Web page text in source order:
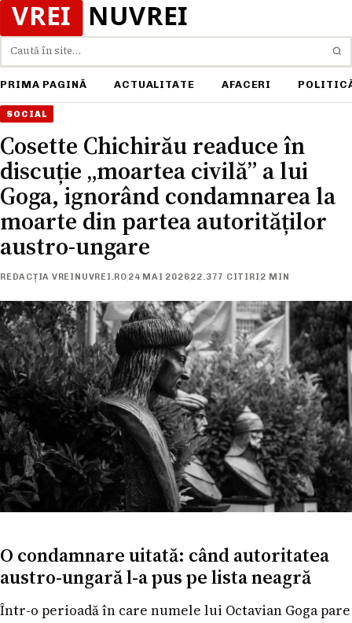
Caută
PRIMA PAGINĂ ACTUALITATE AFACERI
SOCIAL
Cosette Chichirău readuce în
discuție „moartea civilă” a lui
Goga, ignorând condamnarea la
moarte din partea autorităților
austro-ungare
REDACȚIA VREINUVREI.RO 24 MAI 202622.377 CITIRI 2 MIN
O condamnare uitată: când autoritatea
austro-ungară l-a pus pe lista neagră
Într-o perioadă în care numele lui Octavian Goga pare